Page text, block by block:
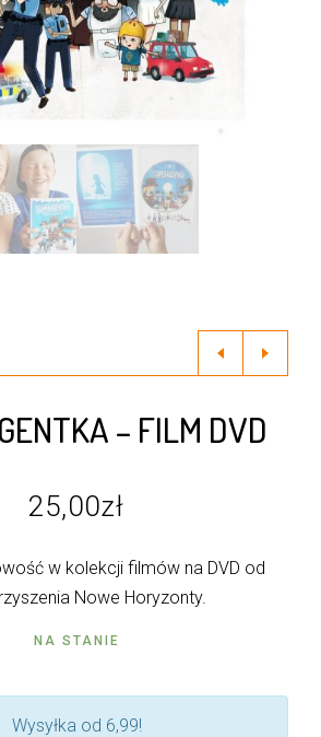
– FILM DVD
25,00zł
w kolekcji filmów na DVD od
Nowe Horyzonty.
NA STANIE
Wysyłka od 6,99!